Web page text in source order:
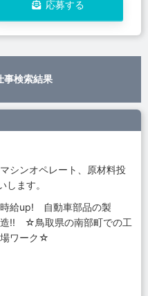
応募する
事検索結果
シンオペレート、原材料投
します。
時給up! 自動車部品の製
造!! ☆鳥取県の南部町での工
場ワーク☆